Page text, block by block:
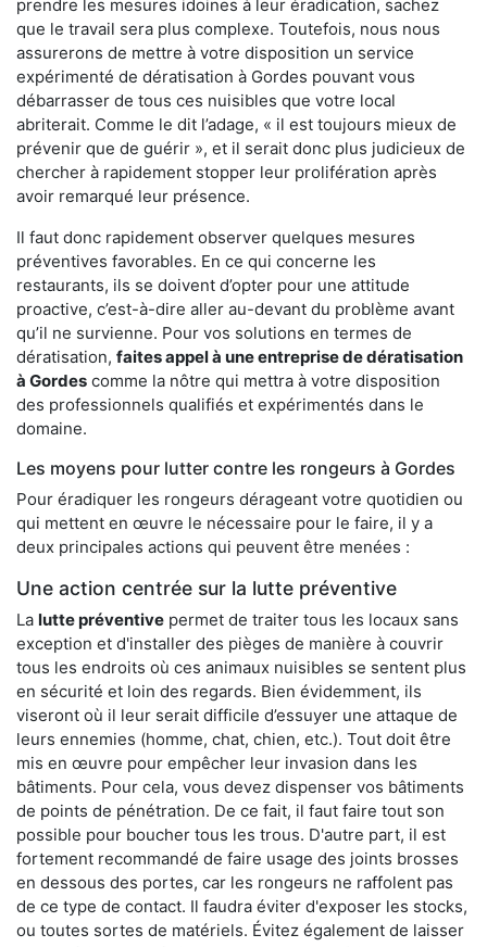
prendre les mesures idoines à leur éradication, sachez
que le travail sera plus complexe. Toutefois, nous nous
assurerons de mettre à votre disposition un service
expérimenté de dératisation à Gordes pouvant vous
débarrasser de tous ces nuisibles que votre local
abriterait. Comme le dit l’adage, « il est toujours mieux de
prévenir que de guérir », et il serait donc plus judicieux de
chercher à rapidement stopper leur prolifération après
avoir remarqué leur présence.
Il faut donc rapidement observer quelques mesures
préventives favorables. En ce qui concerne les
restaurants, ils se doivent d’opter pour une attitude
proactive, c’est-à-dire aller au-devant du problème avant
qu’il ne survienne. Pour vos solutions en termes de
dératisation, faites appel à une entreprise de dératisation
à Gordes comme la nôtre qui mettra à votre disposition
des professionnels qualifiés et expérimentés dans le
domaine.
Les moyens pour lutter contre les rongeurs à Gordes
Pour éradiquer les rongeurs dérageant votre quotidien ou
qui mettent en œuvre le nécessaire pour le faire, il y a
deux principales actions qui peuvent être menées :
Une action centrée sur la lutte préventive
La lutte préventive permet de traiter tous les locaux sans
exception et d'installer des pièges de manière à couvrir
tous les endroits où ces animaux nuisibles se sentent plus
en sécurité et loin des regards. Bien évidemment, ils
viseront où il leur serait difficile d’essuyer une attaque de
leurs ennemies (homme, chat, chien, etc.). Tout doit être
mis en œuvre pour empêcher leur invasion dans les
bâtiments. Pour cela, vous devez dispenser vos bâtiments
de points de pénétration. De ce fait, il faut faire tout son
possible pour boucher tous les trous. D'autre part, il est
fortement recommandé de faire usage des joints brosses
en dessous des portes, car les rongeurs ne raffolent pas
de ce type de contact. Il faudra éviter d'exposer les stocks,
ou toutes sortes de matériels. Évitez également de laisser